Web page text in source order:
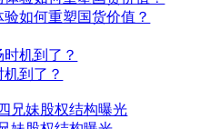
如何重塑国货价值？
到了？